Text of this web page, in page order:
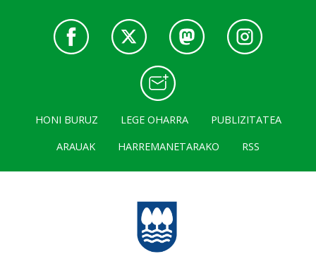
HONI BURUZ LEGE OHARRA
PUBLIZITATEA
ARAUAK
HARREMANETARAKO RSS